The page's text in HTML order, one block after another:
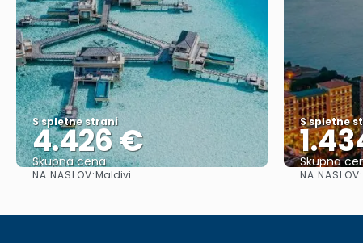
S spletne strani
4.426 €
Skupna cena
Glej .
NA NASLOV:Maldivi
S spletne
Skupna
NA NASLOV: